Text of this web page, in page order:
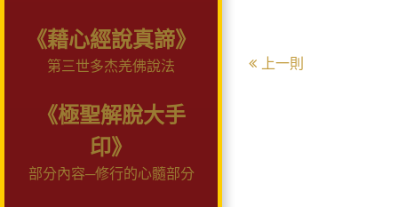
《藉心經說真諦》
第三世多杰羌佛說法
《極聖解脫大手
印》
部分內容─修行的心髓部分
上一則